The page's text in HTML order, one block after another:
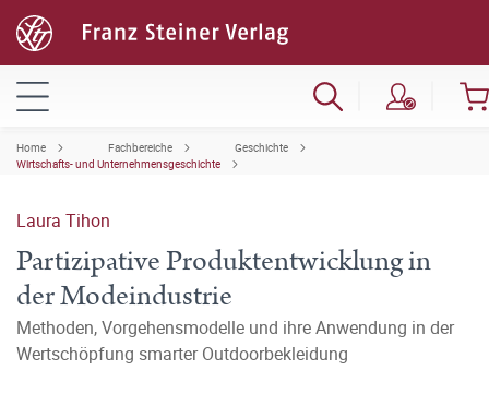
Home Fachbereiche
Geschichte
Wirtschafts- und Unternehmensgeschichte
Laura Tihon
Partizipative Produktentwicklung in
der Modeindustrie
Methoden, Vorgehensmodelle und ihre Anwendung in der
Wertschöpfung smarter Outdoorbekleidung